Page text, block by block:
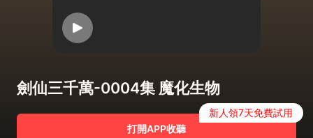
劍仙三千萬-0004集 魔化生物
打開APP收聽
新人領7天免費試用